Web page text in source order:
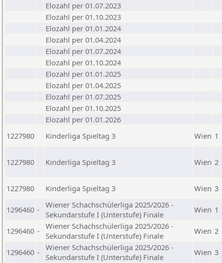
Elozahl per 01.07.2023
Elozahl per 01.10.2023
Elozahl per 01.01.2024
Elozahl per 01.04.2024
Elozahl per 01.07.2024
Elozahl per 01.10.2024
Elozahl per 01.01.2025
Elozahl per 01.04.2025
Elozahl per 01.07.2025
Elozahl per 01.10.2025
Elozahl per 01.01.2026
1227980
Kinderliga Spieltag 3 Wien 1
1227980 Kinderliga Spieltag 3 Wien 2
1227980 Kinderliga Spieltag 3 Wien 3
1296460 -
Wiener Schachschülerliga 2025/2026 -
Sekundarstufe I (Unterstufe) Finale
Wien 1
1296460 -
Wiener Schachschülerliga 2025/2026 -
Sekundarstufe I (Unterstufe) Finale
Wien 2
1296460 -
Wiener Schachschülerliga 2025/2026 -
Sekundarstufe I (Unterstufe) Finale
Wien 3